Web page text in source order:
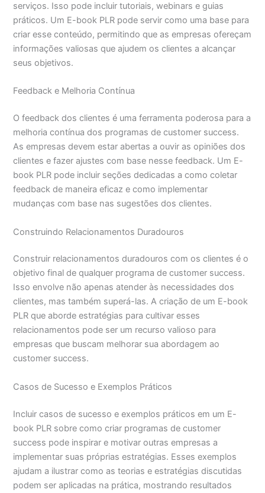
serviços. Isso pode incluir tutoriais, webinars e guias
práticos. Um E-book PLR pode servir como uma base para
criar esse conteúdo, permitindo que as empresas ofereçam
informações valiosas que ajudem os clientes a alcançar
seus objetivos.
Feedback e Melhoria Contínua
O feedback dos clientes é uma ferramenta poderosa para a
melhoria contínua dos programas de customer success.
As empresas devem estar abertas a ouvir as opiniões dos
clientes e fazer ajustes com base nesse feedback. Um E-
book PLR pode incluir seções dedicadas a como coletar
feedback de maneira eficaz e como implementar
mudanças com base nas sugestões dos clientes.
Construindo Relacionamentos Duradouros
Construir relacionamentos duradouros com os clientes é o
objetivo final de qualquer programa de customer success.
Isso envolve não apenas atender às necessidades dos
clientes, mas também superá-las. A criação de um E-book
PLR que aborde estratégias para cultivar esses
relacionamentos pode ser um recurso valioso para
empresas que buscam melhorar sua abordagem ao
customer success.
Casos de Sucesso e Exemplos Práticos
Incluir casos de sucesso e exemplos práticos em um E-
book PLR sobre como criar programas de customer
success pode inspirar e motivar outras empresas a
implementar suas próprias estratégias. Esses exemplos
ajudam a ilustrar como as teorias e estratégias discutidas
podem ser aplicadas na prática, mostrando resultados